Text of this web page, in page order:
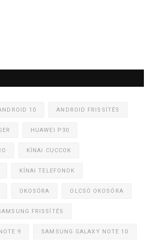
10 ANDROID FRISSÍTÉS
HUAWEI P30
KÍNAI CUCCOK
KÍNAI TELEFONOK
OKOSÓRA OLCSÓ OKOSÓRA
FRISSÍTÉS
9 SAMSUNG GALAXY NOTE 10